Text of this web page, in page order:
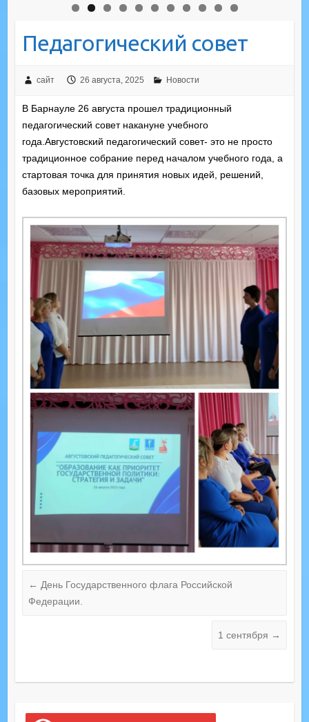
Педагогический совет
сайт 26 августа, 2025 Новости
В Барнауле 26 августа прошел традиционный
педагогический совет накануне учебного
года.Августовский педагогический совет- это не просто
традиционное собрание перед началом учебного года, а
стартовая точка для принятия новых идей, решений,
базовых мероприятий.
← День Государственного флага Российской
Федерации.
1 сентября →